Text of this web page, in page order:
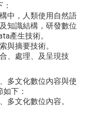
中，人類使用自然語
知識結構，研發數位
產生技術。
與摘要技術。
、處理、及呈現技
多文化數位內容與使
下：
多文化數位內容。